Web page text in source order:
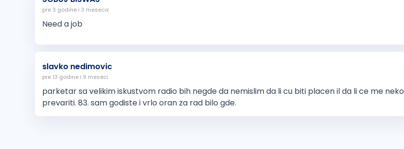
pre 3 godine i 3 meseca
Need a job
slavko nedimovic
pre 13 godine i 9 meseci
parketar sa velikim iskustvom radio bih negde da nemislim da li cu biti placen il da li ce me neko
prevariti. 83. sam godiste i vrlo oran za rad bilo gde.